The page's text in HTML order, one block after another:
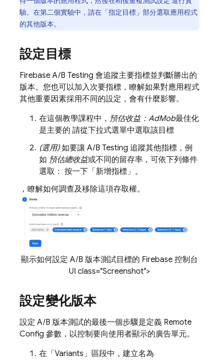
驗。在第二個實驗中，請在「指定目標」 部分選取應用程式
的其他版本。
設定目標
Firebase A/B Testing 會追蹤主要指標並判斷勝出的
版本。您也可以加入次要指標，瞭解如果對應用程式
其他重要因素採用不同的設定，會有什麼影響。
在這個教學課程中， 預估收益： AdMob最佳化
是主要的 請從下拉式選單中選取該目標
(選用)如要讓 A/B Testing 追蹤其他指標，例
如 預估總收益或不同的留存率，可依下列條件
選取： 按一下「新增指標」 。
，瞭解如何調查及移除這項存取權。
顯示如何設定 A/B 版本測試目標的 Firebase 控制台
UI class="Screenshot">
設定變化版本
設定 A/B 版本測試的最後一個步驟是定義 Remote
Config 參數，以控制要向使用者顯示的廣告單元。
在「Variants」 區段中，建立名為